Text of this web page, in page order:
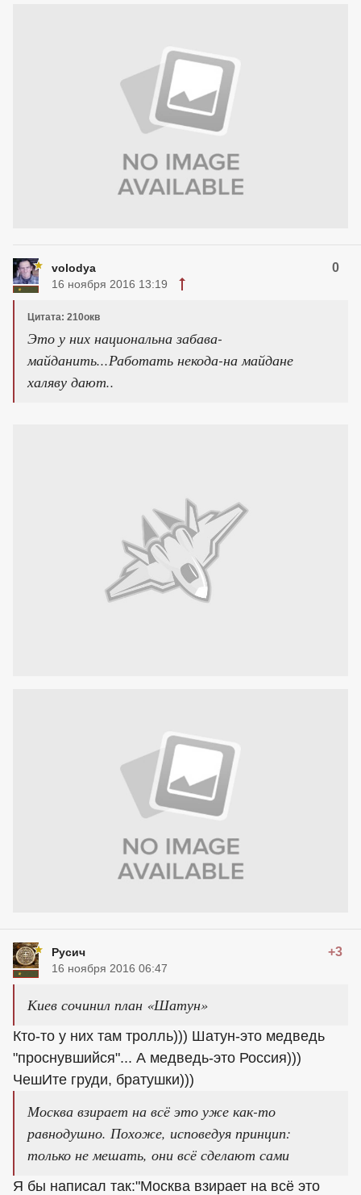
volodya 0
16 ноября 2016 13:19
Цитата: 210окв
Это у них национальна забава-
майданить...Работать некода-на майдане
халяву дают..
Русич +3
16 ноября 2016 06:47
Киев сочинил план «Шатун»
Кто-то у них там тролль))) Шатун-это медведь
"проснувшийся"... А медведь-это Россия)))
ЧешИте груди, братушки)))
Москва взирает на всё это уже как-то
равнодушно. Похоже, исповедуя принцип:
только не мешать, они всё сделают сами
Я бы написал так:"Москва взирает на всё это